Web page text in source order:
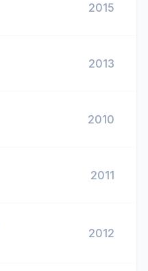
2015
2013
2010
2011
2012